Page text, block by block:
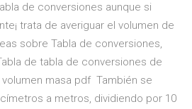
de conversiones aunque si
trata de averiguar el volumen de
sobre Tabla de conversiones,
de tabla de conversiones de
masa pdf También se
a metros, dividiendo por 10